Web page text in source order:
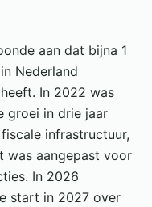
aan dat bijna 1
Nederland
In 2022 was
groei in drie jaar
infrastructuur,
aangepast voor
In 2026
start in 2027 over